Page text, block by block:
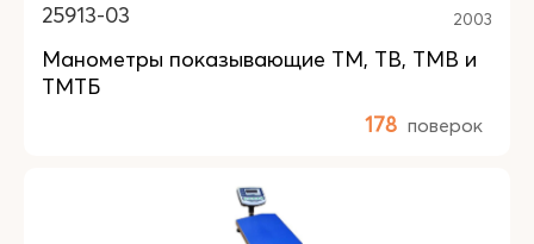
25913-03 2003
Манометры показывающие ТМ, ТВ, TMB и
ТМТБ
178 поверок